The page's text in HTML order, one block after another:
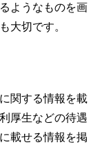
ようなものを画
大切です。
関する情報を載
厚生などの待遇
載せる情報を掲